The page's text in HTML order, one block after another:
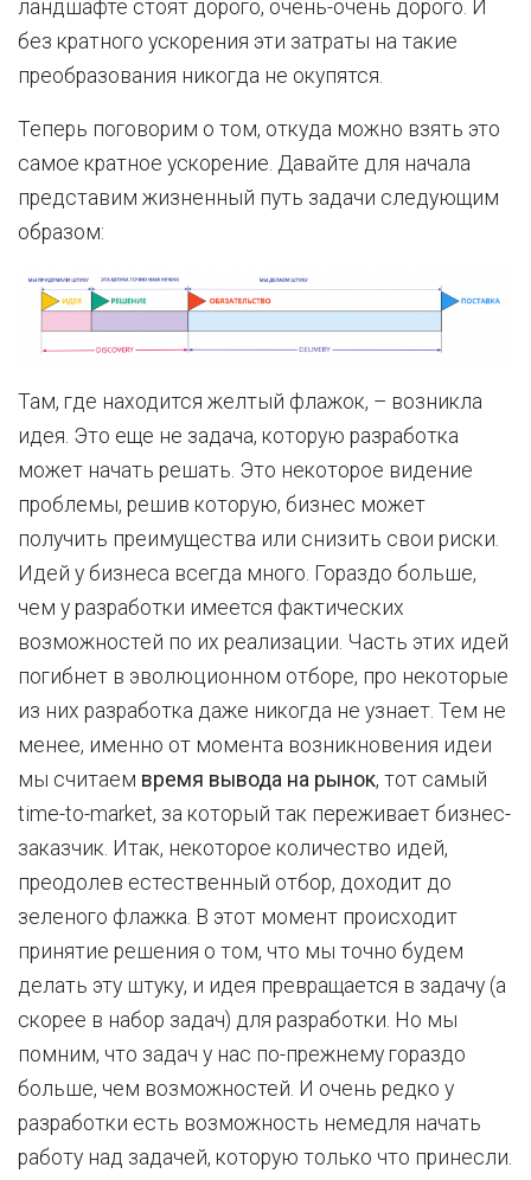
ландшафте стоят дорого, очень-очень дорого. И
без кратного ускорения эти затраты на такие
преобразования никогда не окупятся.
Теперь поговорим о том, откуда можно взять это
самое кратное ускорение. Давайте для начала
представим жизненный путь задачи следующим
образом:
Там, где находится желтый флажок, – возникла
идея. Это еще не задача, которую разработка
может начать решать. Это некоторое видение
проблемы, решив которую, бизнес может
получить преимущества или снизить свои риски.
Идей у бизнеса всегда много. Гораздо больше,
чем у разработки имеется фактических
возможностей по их реализации. Часть этих идей
погибнет в эволюционном отборе, про некоторые
из них разработка даже никогда не узнает. Тем не
менее, именно от момента возникновения идеи
мы считаем время вывода на рынок, тот самый
time-to-market, за который так переживает бизнес-
заказчик. Итак, некоторое количество идей,
преодолев естественный отбор, доходит до
зеленого флажка. В этот момент происходит
принятие решения о том, что мы точно будем
делать эту штуку, и идея превращается в задачу (а
скорее в набор задач) для разработки. Но мы
помним, что задач у нас по-прежнему гораздо
больше, чем возможностей. И очень редко у
разработки есть возможность немедля начать
работу над задачей, которую только что принесли.